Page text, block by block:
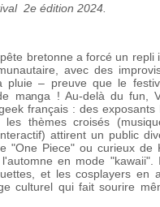
2e édition 2024.
bretonne a forcé un repli
avec des
pluie – preuve que le
manga ! Au-delà du fun,
français : des exposants
les thèmes croisés
attirent un public
"One Piece" ou curieux de
en mode "kawaii".
et les cosplayers en
culturel qui fait sourire